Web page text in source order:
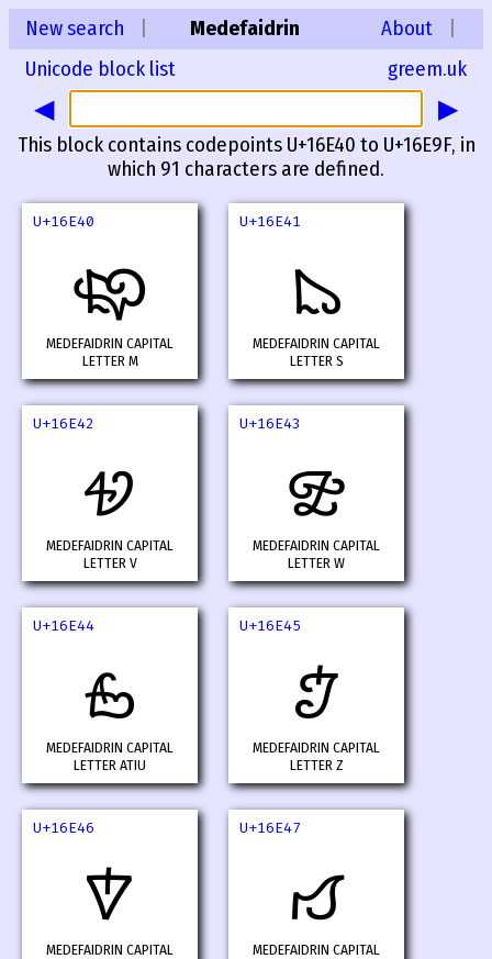
New search
Unicode block list
Medefaidrin About
greem.uk
◀ ▶
This block contains codepoints U+16E40 to U+16E9F, in
which 91 characters are defined.
U+16E40
𖹀
MEDEFAIDRIN CAPITAL
LETTER M
U+16E41
𖹁
MEDEFAIDRIN CAPITAL
LETTER S
U+16E42
𖹂
MEDEFAIDRIN CAPITAL
LETTER V
U+16E43
𖹃
MEDEFAIDRIN CAPITAL
LETTER W
U+16E44
𖹄
MEDEFAIDRIN CAPITAL
LETTER ATIU
U+16E45
𖹅
MEDEFAIDRIN CAPITAL
LETTER Z
U+16E46
𖹆
MEDEFAIDRIN CAPITAL
U+16E47
𖹇
MEDEFAIDRIN CAPITAL